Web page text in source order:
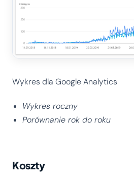
Wykres dla Google Analytics
Wykres roczny
Porównanie rok do roku
Koszty